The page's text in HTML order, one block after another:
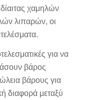
χαμηλών
λιπαρών, οι
για να
βάρος
βάρους για
διαφορά μεταξύ